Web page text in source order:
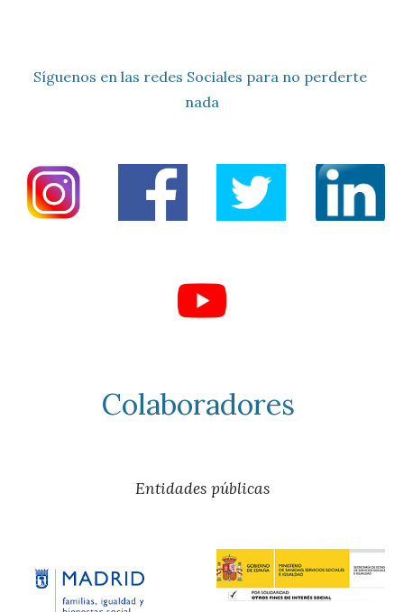
Síguenos en las redes Sociales para no perderte
nada
Colaboradores
Entidades públicas